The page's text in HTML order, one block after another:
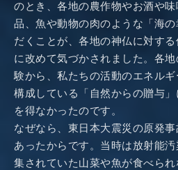
のとき、各地の農作物やお酒や
品、魚や動物の肉のような「海
だくことが、各地の神仏に対す
に改めて気づかされました。各
験から、私たちの活動のエネル
構成している「自然からの贈与
を得なかったのです。
なぜなら、東日本大震災の原発
あったからです。当時は放射能
集されていた山菜や魚が食べら